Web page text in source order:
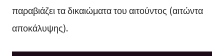
παραβιάζει τα δικαιώματα του αιτούντος (αιτώντα
αποκάλυψης).